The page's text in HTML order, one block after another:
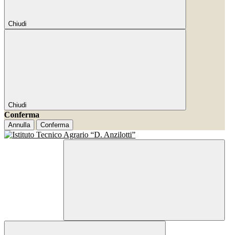
Chiudi
Chiudi
Conferma
Annulla Conferma